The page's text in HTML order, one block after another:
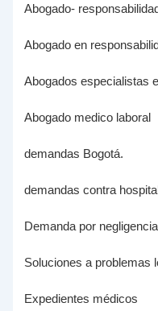
Abogado-
Abogado en
Abogados especialistas
Abogado medico laboral
demandas Bogotá.
demandas contra
Demanda por
Soluciones a problemas
Expedientes médicos